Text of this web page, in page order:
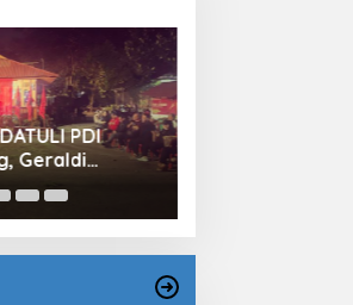
PDI
Geraldi
Sejarah